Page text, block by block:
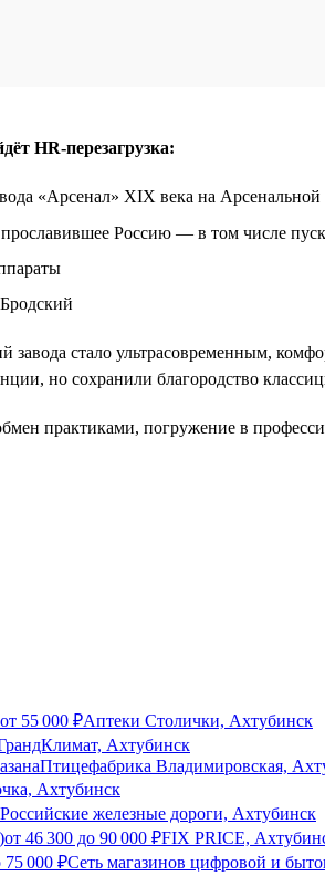
HR-перезагрузка:
«Арсенал» XIX века на Арсенальной
Россию — в том числе
завода стало ультрасовременным,
но сохранили благородство
практиками, погружение в
от 55 000 ₽Аптеки Столички, Ахтубинск
Ахтубинск
Птицефабрика Владимировская,
Ахтубинск
Российские железные дороги, Ахтубинск
от 46 300 до 90 000 ₽FIX PRICE,
75 000 ₽Сеть магазинов цифровой и